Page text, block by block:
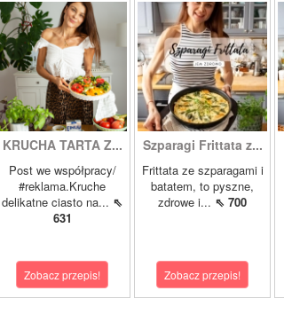
KRUCHA TARTA Z...
Post we współpracy/
#reklama.Kruche
delikatne ciasto na... ⇖
631
Zobacz przepis!
Szparagi Frittata z...
Frittata ze szparagami i
batatem, to pyszne,
zdrowe i... ⇖ 700
Zobacz przepis!